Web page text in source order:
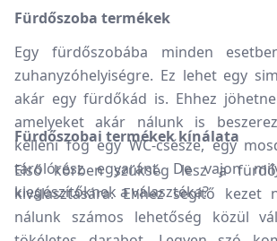
Fürdőszoba termékek
Egy fürdőszobába minden
zuhanyzóhelyiségre. Ez lehet egy
akár egy fürdőkád is. Ehhez
amelyeket akár nálunk is
kelleni fog egy WC-csésze, egy
tárolórész egyaránt. De vajon
kiegészítőknek a választéka?
Fürdőszobai termékek kínálata
Első körben szükség lesz a
kiválasztására. Ehhez segítő kezet
nálunk számos lehetőség közül